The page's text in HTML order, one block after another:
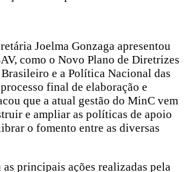
Joelma Gonzaga apresentou
como o Novo Plano de Diretrizes
e a Política Nacional das
final de elaboração e
que a atual gestão do MinC vem
e ampliar as políticas de apoio
o fomento entre as diversas
principais ações realizadas pela